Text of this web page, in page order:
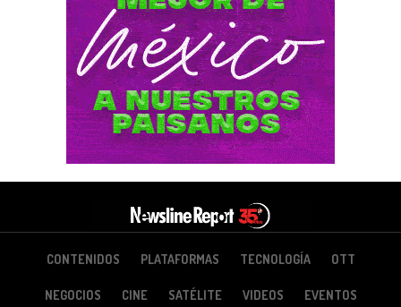
CONTENIDOS PLATAFORMAS TECNOLOGÍA OTT
NEGOCIOS CINE SATÉLITE VIDEOS EVENTOS